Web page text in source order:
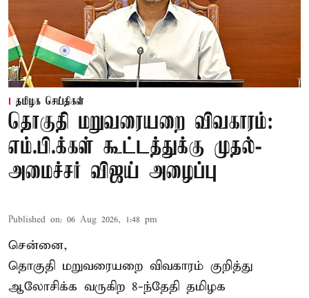
தமிழக செய்திகள்
தொகுதி மறுவரையறை விவகாரம்:
எம்.பி.க்கள் கூட்டத்துக்கு முதல்-
அமைச்சர் விஜய் அழைப்பு
Published on: 06 Aug 2026, 1:48 pm
சென்னை,
தொகுதி மறுவரையறை விவகாரம் குறித்து
ஆலோசிக்க வருகிற 8-ந்தேதி தமிழக